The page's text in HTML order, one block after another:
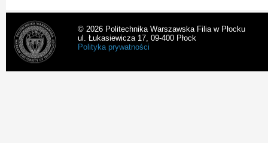
© 2026 Politechnika Warszawska Filia w Płocku
ul. Łukasiewicza 17, 09-400 Płock
Polityka prywatności